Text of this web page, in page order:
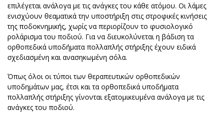
επιλέγεται ανάλογα με τις ανάγκες του κάθε ατόμου. Οι λάμες
ενισχύουν θεαματικά την υποστήριξη στις στροφικές κινήσεις
της ποδοκνημικής, χωρίς να περιορίζουν το φυσιολογικό
ρολάρισμα του ποδιού. Για να διευκολύνεται η βάδιση τα
ορθοπεδικά υποδήματα πολλαπλής στήριξης έχουν ειδικά
σχεδιασμένη και ανασηκωμένη σόλα.
Όπως όλοι οι τύποι των θεραπευτικών ορθοπεδικών
υποδημάτων μας, έτσι και τα ορθοπεδικά υποδήματα
πολλαπλής στήριξης γίνονται εξατομικευμένα ανάλογα με τις
ανάγκες του ποδιού.